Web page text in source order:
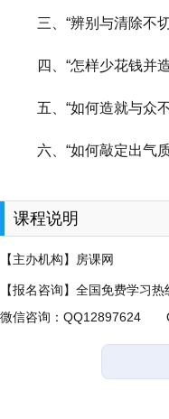
三、“辨别与清除不切
四、“怎样少花钱并造
五、“如何造就与众不
六、“如何敲定出气质
课程说明
【主办机构】房课网
【报名咨询】全国免费学习热
微信咨询：QQ12897624